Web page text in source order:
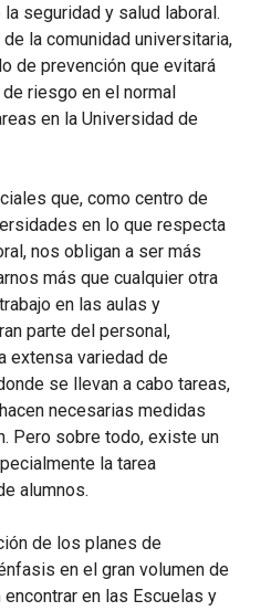
seguridad y salud laboral.
la comunidad universitaria,
de prevención que evitará
riesgo en el normal
en la Universidad de
que, como centro de
en lo que respecta
nos obligan a ser más
más que cualquier otra
en las aulas y
parte del personal,
extensa variedad de
se llevan a cabo tareas,
necesarias medidas
Pero sobre todo, existe un
la tarea
alumnos.
de los planes de
en el gran volumen de
en las Escuelas y